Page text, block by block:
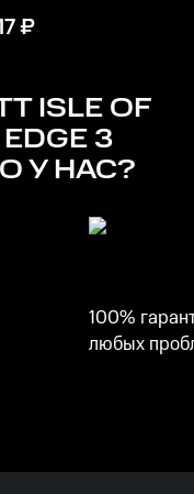
₽
ISLE OF
3
У НАС?
100%
любых